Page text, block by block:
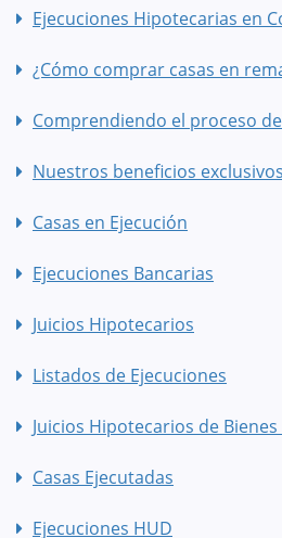
Ejecuciones Hipotecarias en
¿Cómo comprar casas en
Comprendiendo el proceso
Nuestros beneficios exclusivos
Casas en Ejecución
Ejecuciones Bancarias
Juicios Hipotecarios
Listados de Ejecuciones
Juicios Hipotecarios de Bienes
Casas Ejecutadas
Ejecuciones HUD